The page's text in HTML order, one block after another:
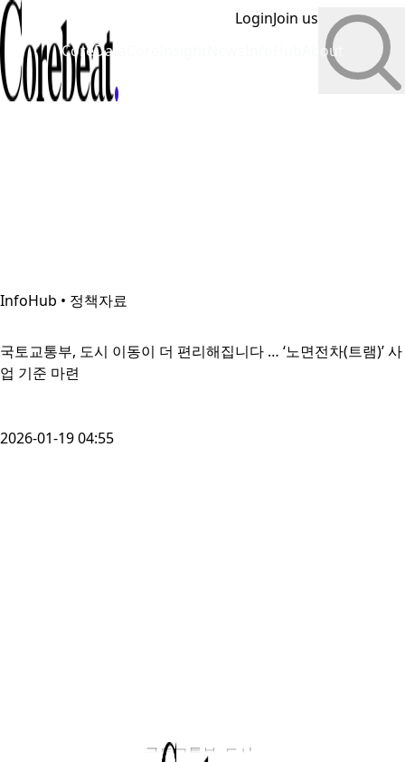
CoreData About
LoginJoin us
InfoHub • 정책자료
국토교통부, 도시 이동이 더 편리해집니다 … ‘노면전차(트램)’ 사
업 기준 마련
2026-01-19 04:55
국토교통부, 도시